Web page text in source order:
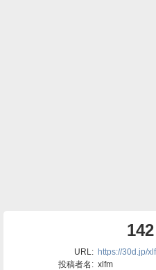
142
URL: https://30d.jp/
投稿者名: xlfm